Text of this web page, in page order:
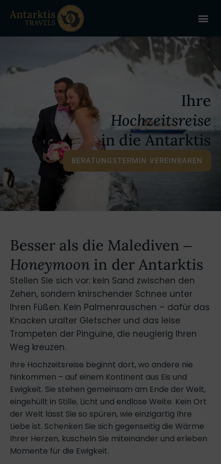
Ihre
Hochzeitsreise
in die Antarktis
BERATUNGSTERMIN VEREINBAREN
Besser als die Malediven ‒
Honeymoon in der Antarktis
Stellen Sie sich vor: kein Sand zwischen den
Zehen, sondern knirschender Schnee unter
Ihren Füßen. Kein Palmenrauschen – dafür das
Knacken uralter Gletscher und das leise
Trompeten der Pinguine, die neugierig Ihren
Weg kreuzen.
Ihre Hochzeitsreise beginnt dort, wo andere nie
hinkommen – auf einem Kontinent aus Eis und
Ewigkeit. Sie stehen gemeinsam am Ende der Welt,
eingehüllt in Stille, Licht und endlose Weite. Kein Ort
der Welt lässt Sie so spüren, wie einzigartig Ihre
Liebe ist. Schenken Sie sich gegenseitig die Wärme
Ihrer Herzen, kuscheln Sie miteinander und erleben
Momente für die Ewigkeit.